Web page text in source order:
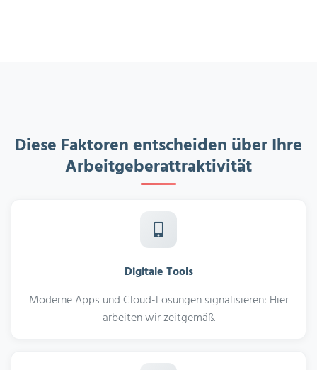
Diese Faktoren entscheiden über Ihre
Arbeitgeberattraktivität
Digitale Tools
Moderne Apps und Cloud-Lösungen signalisieren: Hier
arbeiten wir zeitgemäß.